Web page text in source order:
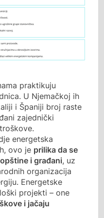
praktikuju
U Njemačkoj ih
i Španiji broj raste
zajednički
energetska
ovo je prilika da se
i građani, uz
organizacija
Energetske
projekti – one
i jačaju